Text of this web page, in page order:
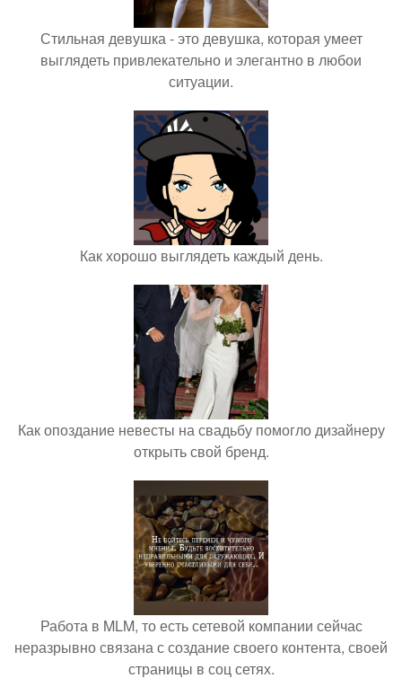
Стильная девушка - это девушка, которая умеет
выглядеть привлекательно и элегантно в любои
ситуации.
Как хорошо выглядеть каждый день.
Как опоздание невесты на свадьбу помогло дизайнеру
открыть свой бренд.
Работа в MLM, то есть сетевой компании сейчас
неразрывно связана с создание своего контента, своей
страницы в соц сетях.